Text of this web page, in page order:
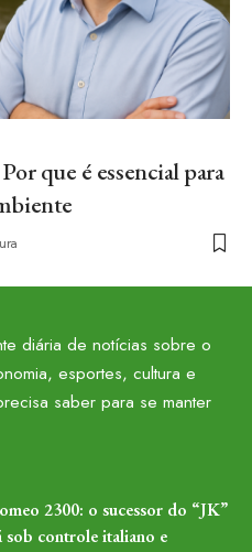
que é essencial para
diária de notícias sobre o
esportes, cultura e
saber para se manter
2300: o sucessor do “JK”
sob controle italiano e